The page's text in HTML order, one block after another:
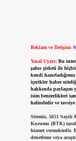
Reklam ve İletişim:
Yasal Uyarı: Bu
şahıs şirketi ile
kendi
içerikler haber
hakkında paylaşım
isim benzerlikleri
halindedir ve tavsiye
Sitemiz, 5651
Kurumu (BTK)
hizmet vermektedir.
denetleme veya